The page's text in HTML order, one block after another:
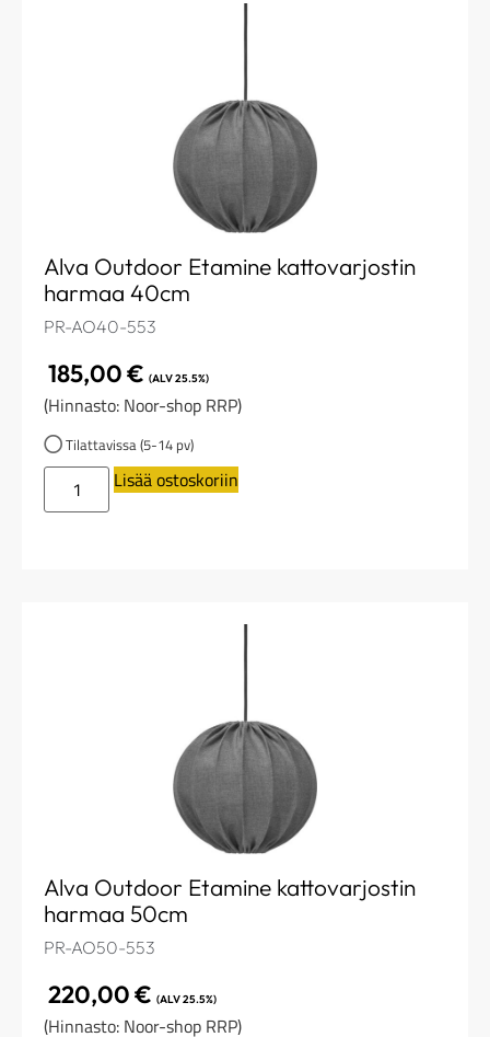
Alva Outdoor Etamine kattovarjostin
harmaa 40cm
PR-AO40-553
185,00€ (ALV 25.5%)
(Hinnasto: Noor-shop RRP)
Tilattavissa (5-14 pv)
Lisää ostoskoriin
Alva Outdoor Etamine kattovarjostin
harmaa 50cm
PR-AO50-553
220,00€ (ALV 25.5%)
(Hinnasto: Noor-shop RRP)